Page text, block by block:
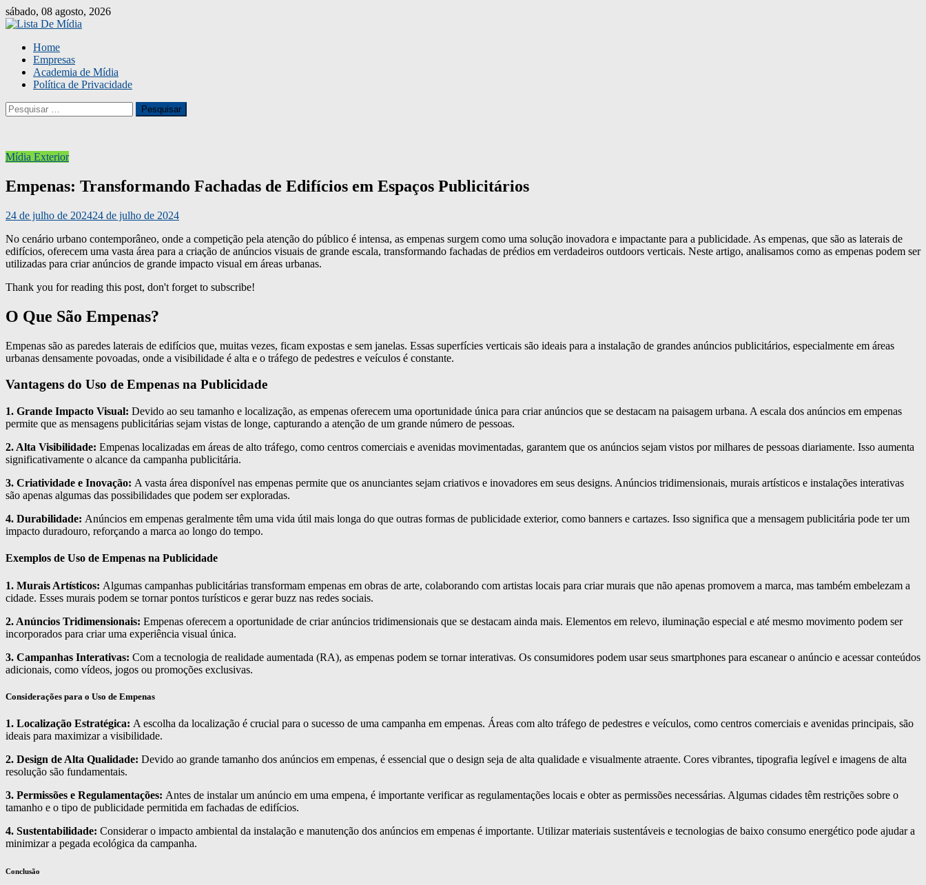
Skip
to
sábado, 08 agosto, 2026
Home
Empresas
Academia de Mídia
Política de Privacidade
Pesquisar
por:
Mídia Exterior
Empenas: Transformando Fachadas de Edifícios em Espaços Publicitários
24 de julho de 202424 de julho de 2024
No cenário urbano contemporâneo, onde a competição pela atenção do público é intensa, as empenas surgem como uma solução inovadora e impactante para a publicidade. As empenas, que são as laterais de
edifícios, oferecem uma vasta área para a criação de anúncios visuais de grande escala, transformando fachadas de prédios em verdadeiros outdoors verticais. Neste artigo, analisamos como as empenas podem ser
utilizadas para criar anúncios de grande impacto visual em áreas urbanas.
Thank you for reading this post, don't forget to subscribe!
O Que São Empenas?
Empenas são as paredes laterais de edifícios que, muitas vezes, ficam expostas e sem janelas. Essas superfícies verticais são ideais para a instalação de grandes anúncios publicitários, especialmente em áreas
urbanas densamente povoadas, onde a visibilidade é alta e o tráfego de pedestres e veículos é constante.
Vantagens do Uso de Empenas na Publicidade
1. Grande Impacto Visual: Devido ao seu tamanho e localização, as empenas oferecem uma oportunidade única para criar anúncios que se destacam na paisagem urbana. A escala dos anúncios em empenas
permite que as mensagens publicitárias sejam vistas de longe, capturando a atenção de um grande número de pessoas.
2. Alta Visibilidade: Empenas localizadas em áreas de alto tráfego, como centros comerciais e avenidas movimentadas, garantem que os anúncios sejam vistos por milhares de pessoas diariamente. Isso aumenta
significativamente o alcance da campanha publicitária.
3. Criatividade e Inovação: A vasta área disponível nas empenas permite que os anunciantes sejam criativos e inovadores em seus designs. Anúncios tridimensionais, murais artísticos e instalações interativas
são apenas algumas das possibilidades que podem ser exploradas.
4. Durabilidade: Anúncios em empenas geralmente têm uma vida útil mais longa do que outras formas de publicidade exterior, como banners e cartazes. Isso significa que a mensagem publicitária pode ter um
impacto duradouro, reforçando a marca ao longo do tempo.
Exemplos de Uso de Empenas na Publicidade
1. Murais Artísticos: Algumas campanhas publicitárias transformam empenas em obras de arte, colaborando com artistas locais para criar murais que não apenas promovem a marca, mas também embelezam a
cidade. Esses murais podem se tornar pontos turísticos e gerar buzz nas redes sociais.
2. Anúncios Tridimensionais: Empenas oferecem a oportunidade de criar anúncios tridimensionais que se destacam ainda mais. Elementos em relevo, iluminação especial e até mesmo movimento podem ser
incorporados para criar uma experiência visual única.
3. Campanhas Interativas: Com a tecnologia de realidade aumentada (RA), as empenas podem se tornar interativas. Os consumidores podem usar seus smartphones para escanear o anúncio e acessar conteúdos
adicionais, como vídeos, jogos ou promoções exclusivas.
Considerações para o Uso de Empenas
1. Localização Estratégica: A escolha da localização é crucial para o sucesso de uma campanha em empenas. Áreas com alto tráfego de pedestres e veículos, como centros comerciais e avenidas principais, são
ideais para maximizar a visibilidade.
2. Design de Alta Qualidade: Devido ao grande tamanho dos anúncios em empenas, é essencial que o design seja de alta qualidade e visualmente atraente. Cores vibrantes, tipografia legível e imagens de alta
resolução são fundamentais.
3. Permissões e Regulamentações: Antes de instalar um anúncio em uma empena, é importante verificar as regulamentações locais e obter as permissões necessárias. Algumas cidades têm restrições sobre o
tamanho e o tipo de publicidade permitida em fachadas de edifícios.
4. Sustentabilidade: Considerar o impacto ambiental da instalação e manutenção dos anúncios em empenas é importante. Utilizar materiais sustentáveis e tecnologias de baixo consumo energético pode ajudar a
minimizar a pegada ecológica da campanha.
Conclusão